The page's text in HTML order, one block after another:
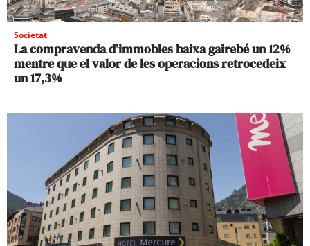
Societat
La compravenda d’immobles baixa gairebé un 12%
mentre que el valor de les operacions retrocedeix
un 17,3%